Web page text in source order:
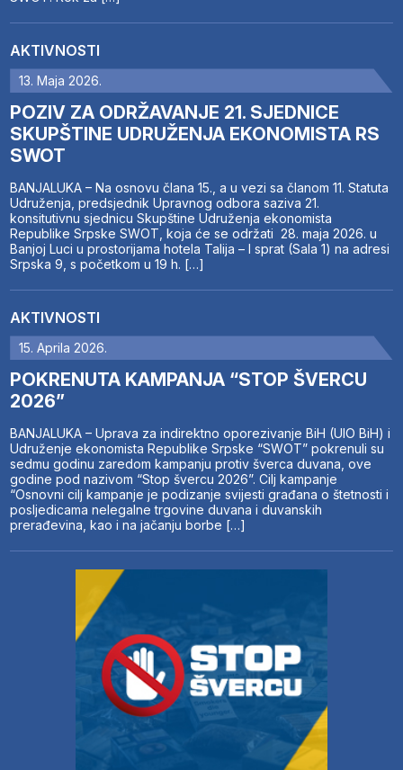
AKTIVNOSTI
13. Maja 2026.
POZIV ZA ODRŽAVANJE 21. SJEDNICE
SKUPŠTINE UDRUŽENJA EKONOMISTA RS
SWOT
BANJALUKA – Na osnovu člana 15., a u vezi sa članom 11. Statuta
Udruženja, predsjednik Upravnog odbora saziva 21.
konsitutivnu sjednicu Skupštine Udruženja ekonomista
Republike Srpske SWOT, koja će se održati 28. maja 2026. u
Banjoj Luci u prostorijama hotela Talija – I sprat (Sala 1) na adresi
Srpska 9, s početkom u 19 h. […]
AKTIVNOSTI
15. Aprila 2026.
POKRENUTA KAMPANJA “STOP ŠVERCU
2026”
BANJALUKA – Uprava za indirektno oporezivanje BiH (UIO BiH) i
Udruženje ekonomista Republike Srpske “SWOT” pokrenuli su
sedmu godinu zaredom kampanju protiv šverca duvana, ove
godine pod nazivom “Stop švercu 2026”. Cilj kampanje
“Osnovni cilj kampanje je podizanje svijesti građana o štetnosti i
posljedicama nelegalne trgovine duvana i duvanskih
prerađevina, kao i na jačanju borbe […]